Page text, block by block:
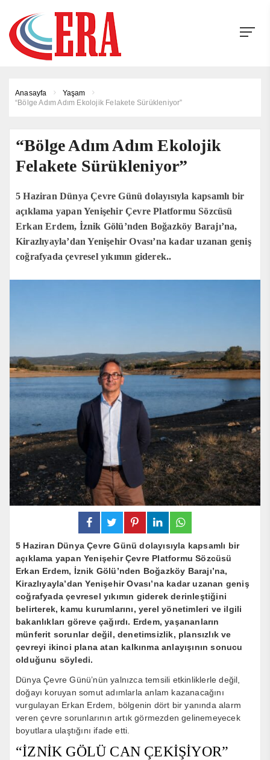
Anasayfa
Yaşam
“Bölge Adım Adım Ekolojik Felakete Sürükleniyor”
“Bölge Adım Adım Ekolojik
Felakete Sürükleniyor”
5 Haziran Dünya Çevre Günü dolayısıyla kapsamlı bir
açıklama yapan Yenişehir Çevre Platformu Sözcüsü
Erkan Erdem, İznik Gölü’nden Boğazköy Barajı’na,
Kirazlıyayla’dan Yenişehir Ovası’na kadar uzanan geniş
coğrafyada çevresel yıkımın giderek..
5 Haziran Dünya Çevre Günü dolayısıyla kapsamlı bir
açıklama yapan Yenişehir Çevre Platformu Sözcüsü
Erkan Erdem, İznik Gölü’nden Boğazköy Barajı’na,
Kirazlıyayla’dan Yenişehir Ovası’na kadar uzanan geniş
coğrafyada çevresel yıkımın giderek derinleştiğini
belirterek, kamu kurumlarını, yerel yönetimleri ve ilgili
bakanlıkları göreve çağırdı. Erdem, yaşananların
münferit sorunlar değil, denetimsizlik, plansızlık ve
çevreyi ikinci plana atan kalkınma anlayışının sonucu
olduğunu söyledi.
Dünya Çevre Günü’nün yalnızca temsili etkinliklerle değil,
doğayı koruyan somut adımlarla anlam kazanacağını
vurgulayan Erkan Erdem, bölgenin dört bir yanında alarm
veren çevre sorunlarının artık görmezden gelinemeyecek
boyutlara ulaştığını ifade etti.
“İZNİK GÖLÜ CAN ÇEKİŞİYOR”